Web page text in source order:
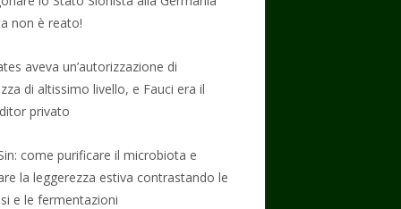
non è reato!
aveva un’autorizzazione di
di altissimo livello, e Fauci era il
privato
come purificare il microbiota e
la leggerezza estiva contrastando le
e le fermentazioni